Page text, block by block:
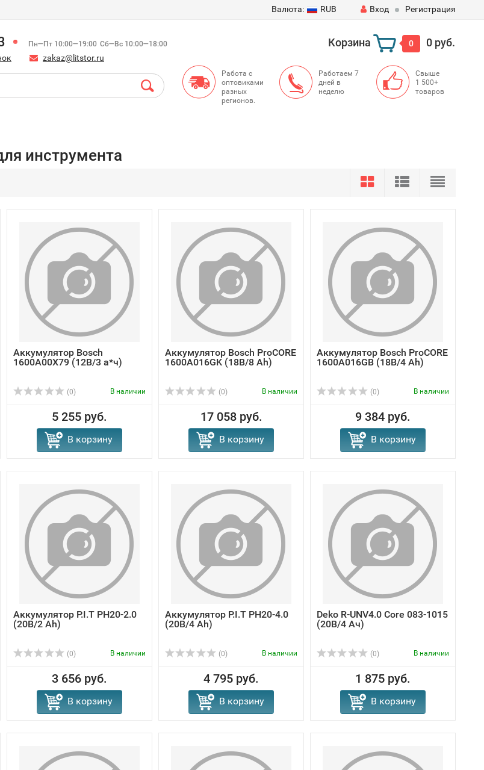
Валюта: RUB Вход Регистрация
Пн—Пт 10:00—19:00 Сб—Вс 10:00—18:00
zakaz@litstor.ru
Корзина 0 0 руб.
Работа с
оптовиками
разных
регионов.
Работаем 7
дней в
неделю
Свыше
1 500+
товаров
инструмента
Аккумулятор Bosch
1600A00X79 (12В/3 а*ч)
(0) В наличии
5 255 руб.
В корзину
Аккумулятор Bosch ProCORE
1600A016GK (18В/8 Ah)
(0) В наличии
17 058 руб.
В корзину
Аккумулятор Bosch ProCORE
1600A016GB (18В/4 Ah)
(0) В наличии
9 384 руб.
В корзину
Аккумулятор P.I.T PH20-2.0
(20В/2 Ah)
(0) В наличии
3 656 руб.
В корзину
Аккумулятор P.I.T PH20-4.0
(20В/4 Ah)
(0) В наличии
4 795 руб.
В корзину
Deko R-UNV4.0 Core 083-1015
(20В/4 Ач)
(0) В наличии
1 875 руб.
В корзину